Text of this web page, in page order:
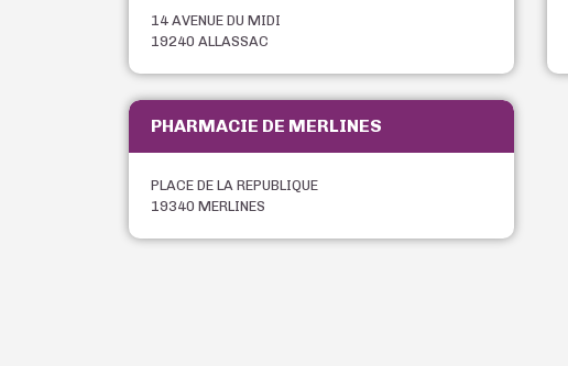
14 AVENUE DU MIDI
19240 ALLASSAC
PHARMACIE DE MERLINES
PLACE DE LA REPUBLIQUE
19340 MERLINES